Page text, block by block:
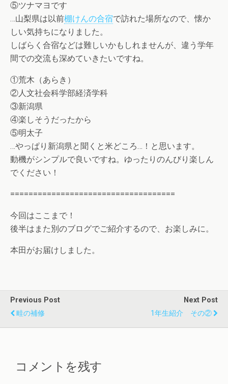
⑤ツナマヨです
…山梨県は以前棚けんの合宿で訪れた場所なので、懐か
しい気持ちになりました。
しばらく合宿などは難しいかもしれませんが、違う学年
間での交流も深めていきたいですね。
①荒木（あらき）
②人文社会科学部経済学科
③新潟県
④楽しそうだったから
⑤明太子
…やっぱり新潟県と聞くと米どころ…！と思います。
動機がシンプルで良いですね。ゆったりのんびり楽しん
でください！
====================================
今回はここまで！
後半はまた別のブログでご紹介するので、お楽しみに。
本田がお届けしました。
Previous Post
畦の補修
Next Post
1年生紹介 その②
コメントを残す